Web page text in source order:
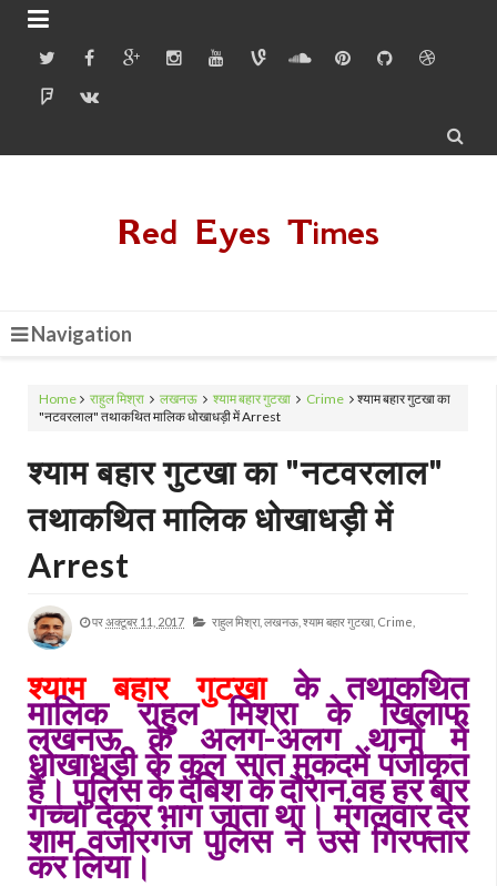


Red Eyes Times
Navigation
Home राहुल मिश्रा लखनऊ श्याम बहार गुटखा Crime
श्याम बहार गुटखा का
"नटवरलाल" तथाकथित मालिक धोखाधड़ी में Arrest
श्याम बहार गुटखा का "नटवरलाल"
तथाकथित मालिक धोखाधड़ी में
Arrest
परअक्टूबर 11, 2017 राहुल मिश्रा, लखनऊ, श्याम बहार गुटखा, Crime,
श्याम बहार गुटखा के तथाकथित
मालिक राहुल मिश्रा के खिलाफ
लखनऊ के अलग-अलग थानों में
धोखाधड़ी के कुल सात मुकदमें पंजीकृत
हैं। पुलिस के दबिश के दौरान वह हर बार
गच्चा देकर भाग जाता था। मंगलवार देर
शाम वजीरगंज पुलिस ने उसे गिरफ्तार
कर लिया।